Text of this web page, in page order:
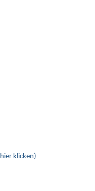
klicken)